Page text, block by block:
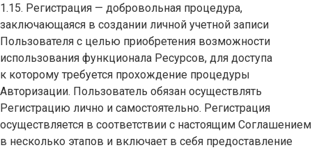
1.15. Регистрация — добровольная процедура,
заключающаяся в создании личной учетной записи
Пользователя с целью приобретения возможности
использования функционала Ресурсов, для доступа
к которому требуется прохождение процедуры
Авторизации. Пользователь обязан осуществлять
Регистрацию лично и самостоятельно. Регистрация
осуществляется в соответствии с настоящим Соглашением
в несколько этапов и включает в себя предоставление